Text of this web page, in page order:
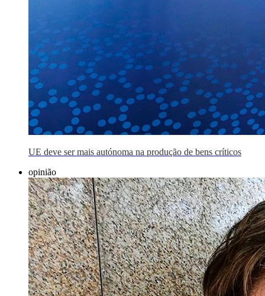
UE deve ser mais autónoma na produção de bens críticos
opinião